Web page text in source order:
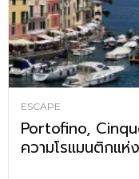
ESCAPE
Portofino,
ความโรแมนติกแห่